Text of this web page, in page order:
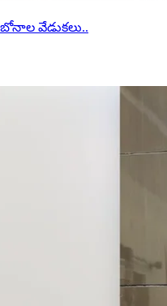
వేడుకలు..